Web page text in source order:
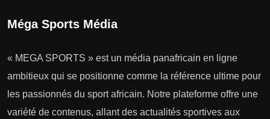
Méga Sports Média
« MEGA SPORTS » est un média panafricain en ligne
ambitieux qui se positionne comme la référence ultime pour
les passionnés du sport africain. Notre plateforme offre une
variété de contenus, allant des actualités sportives aux